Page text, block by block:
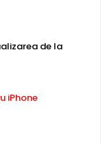
de la
iPhone